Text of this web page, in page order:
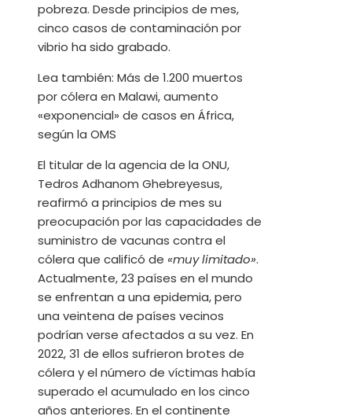
pobreza. Desde principios de mes,
cinco casos de contaminación por
vibrio ha sido grabado.
Lea también: Más de 1.200 muertos
por cólera en Malawi, aumento
«exponencial» de casos en África,
según la OMS
El titular de la agencia de la ONU,
Tedros Adhanom Ghebreyesus,
reafirmó a principios de mes su
preocupación por las capacidades de
suministro de vacunas contra el
cólera que calificó de «muy limitado».
Actualmente, 23 países en el mundo
se enfrentan a una epidemia, pero
una veintena de países vecinos
podrían verse afectados a su vez. En
2022, 31 de ellos sufrieron brotes de
cólera y el número de víctimas había
superado el acumulado en los cinco
años anteriores. En el continente